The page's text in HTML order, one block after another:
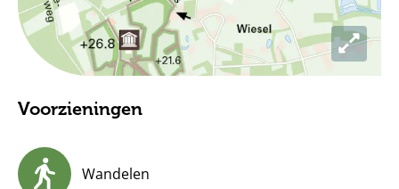
Voorzieningen
Wandelen